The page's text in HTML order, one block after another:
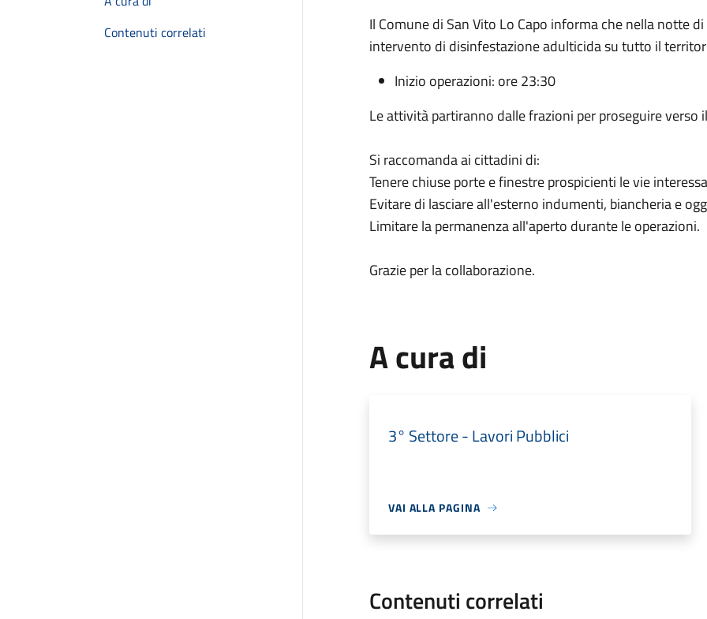
Contenuti correlati
Il Comune di San Vito Lo Capo informa che nella notte
intervento di disinfestazione adulticida su tutto il
Inizio operazioni: ore 23:30
Le attività partiranno dalle frazioni per proseguire verso
Si raccomanda ai cittadini di:
Tenere chiuse porte e finestre prospicienti le vie
Evitare di lasciare all'esterno indumenti, biancheria e
Limitare la permanenza all'aperto durante le operazioni.
Grazie per la collaborazione.
A cura di
3° Settore - Lavori Pubblici
VAI ALLA PAGINA
Contenuti correlati